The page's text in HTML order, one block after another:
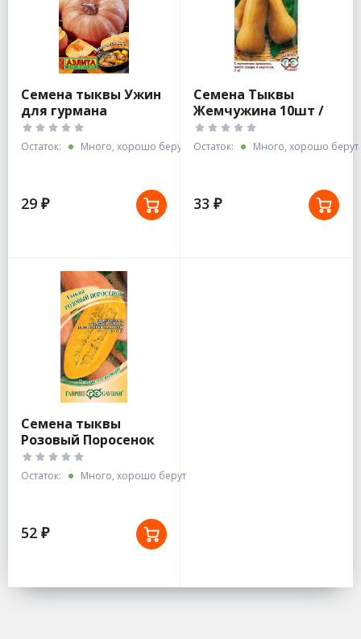
Семена тыквы Ужин
для гурмана
Остаток: Много, хорошо берут
29 ₽
Семена Тыквы
Жемчужина 10шт /
Гавриш
Остаток: Много, хорошо берут
33 ₽
Семена тыквы
Розовый Поросенок
Остаток: Много, хорошо берут
52 ₽